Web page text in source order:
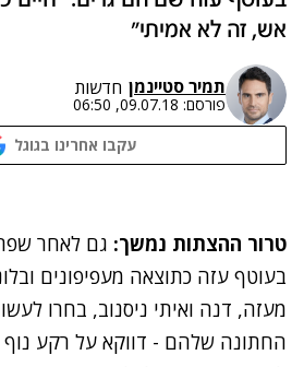
אש, זה לא אמיתי"
תמיר סטיינמן חדשות
פורסם: 09.07.18, 06:50
עקבו אחרינו בגוגל
נתקלנו בבעיה
טרור ההצתות נמשך:
בעוטף עזה כתוצאה מעפיפונים
מעזה, דנה ואיתי ניסנוב, בחרו
החתונה שלהם - דווקא על רקע